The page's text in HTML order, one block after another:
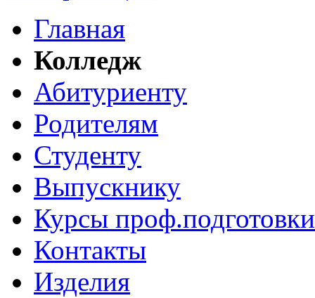
Главная
Колледж
Абитуриенту
Родителям
Студенту
Выпускнику
Курсы проф.подготовки
Контакты
Изделия